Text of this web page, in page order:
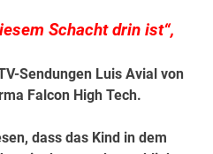
Schacht drin ist“,
Sendungen Luis Avial von
Falcon High Tech.
dass das Kind in dem